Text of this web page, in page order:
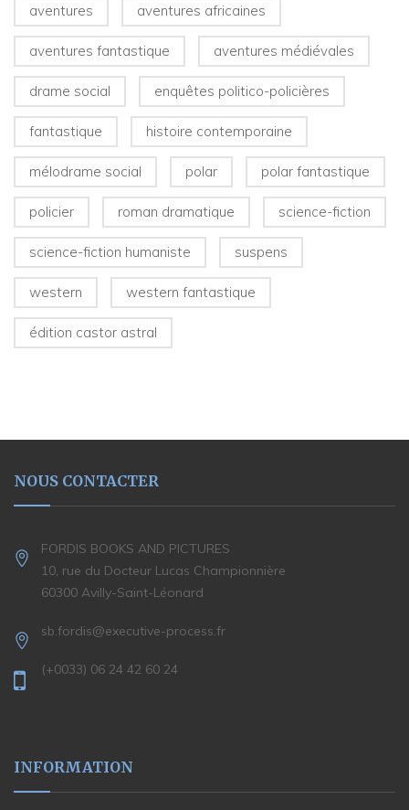
aventures aventures africaines
aventures fantastique aventures médiévales
drame social enquêtes politico-policières
fantastique histoire contemporaine
mélodrame social polar polar fantastique
policier roman dramatique science-fiction
science-fiction humaniste suspens
western western fantastique
édition castor astral
NOUS CONTACTER
FORDIS BOOKS AND PICTURES
10, rue du Docteur Lucas Championnière
60300 Avilly-Saint-Léonard
sb.fordis@executive-process.fr
(+0033) 06 24 42 60 24
INFORMATION